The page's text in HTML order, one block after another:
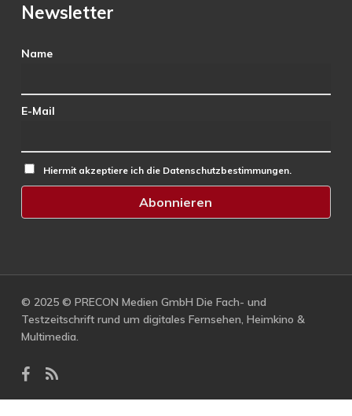
Newsletter
Name
E-Mail
Hiermit akzeptiere ich die Datenschutzbestimmungen.
© 2025 © PRECON Medien GmbH Die Fach- und
Testzeitschrift rund um digitales Fernsehen, Heimkino &
Multimedia.
facebook
RSS